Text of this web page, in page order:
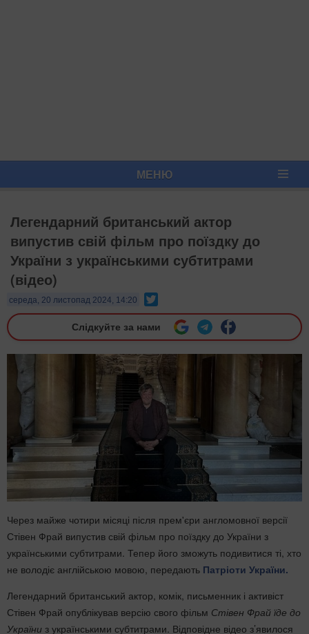
МЕНЮ
Легендарний британський актор
випустив свій фільм про поїздку до
України з українськими субтитрами
(відео)
середа, 20 листопад 2024, 14:20
Слідкуйте за нами
Через майже чотири місяці після прем'єри англомовної версії
Стівен Фрай випустив свій фільм про поїздку до України з
українськими субтитрами. Тепер його зможуть подивитися ті, хто
не володіє англійською мовою, передають Патріоти України.
Легендарний британський актор, комік, письменник і активіст
Стівен Фрай опублікував версію свого фільм Стівен Фрай їде до
України з українськими субтитрами. Відповідне відео з’явилося